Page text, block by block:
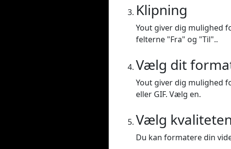
Klipning
Yout giver dig mulighed
felterne "Fra" og "Til"..
Vælg dit
Yout giver dig mulighed
eller GIF. Vælg en.
Vælg kvaliteten
Du kan formatere din